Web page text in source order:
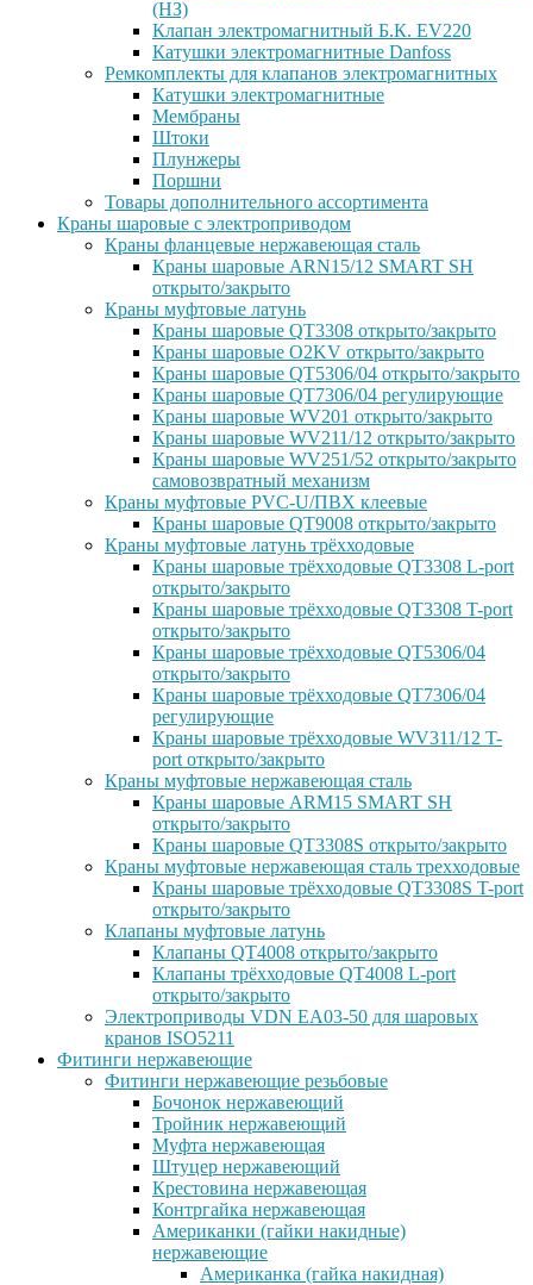
(НЗ)
Клапан электромагнитный Б.К. EV220
Катушки электромагнитные Danfoss
Ремкомплекты для клапанов электромагнитных
Катушки электромагнитные
Мембраны
Штоки
Плунжеры
Поршни
Товары дополнительного ассортимента
Краны шаровые с электроприводом
Краны фланцевые нержавеющая сталь
Краны шаровые ARN15/12 SMART SH
открыто/закрыто
Краны муфтовые латунь
Краны шаровые QT3308 открыто/закрыто
Краны шаровые O2KV открыто/закрыто
Краны шаровые QT5306/04 открыто/закрыто
Краны шаровые QT7306/04 регулирующие
Краны шаровые WV201 открыто/закрыто
Краны шаровые WV211/12 открыто/закрыто
Краны шаровые WV251/52 открыто/закрыто
самовозвратный механизм
Краны муфтовые PVC-U/ПВХ клеевые
Краны шаровые QT9008 открыто/закрыто
Краны муфтовые латунь трёхходовые
Краны шаровые трёхходовые QT3308 L-port
открыто/закрыто
Краны шаровые трёхходовые QT3308 T-port
открыто/закрыто
Краны шаровые трёхходовые QT5306/04
открыто/закрыто
Краны шаровые трёхходовые QT7306/04
регулирующие
Краны шаровые трёхходовые WV311/12 T-
port открыто/закрыто
Краны муфтовые нержавеющая сталь
Краны шаровые ARM15 SMART SH
открыто/закрыто
Краны шаровые QT3308S открыто/закрыто
Краны муфтовые нержавеющая сталь трехходовые
Краны шаровые трёхходовые QT3308S T-port
открыто/закрыто
Клапаны муфтовые латунь
Клапаны QT4008 открыто/закрыто
Клапаны трёхходовые QT4008 L-port
открыто/закрыто
Электроприводы VDN EA03-50 для шаровых
кранов ISO5211
Фитинги нержавеющие
Фитинги нержавеющие резьбовые
Бочонок нержавеющий
Тройник нержавеющий
Муфта нержавеющая
Штуцер нержавеющий
Крестовина нержавеющая
Контргайка нержавеющая
Американки (гайки накидные)
нержавеющие
Американка (гайка накидная)